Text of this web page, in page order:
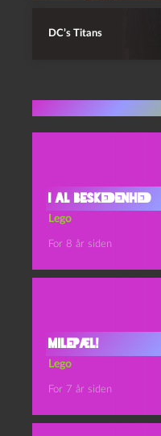
DC’s Titans
I al beskedenhed
Lego
For 8 år siden
Milepæl!
Lego
For 7 år siden